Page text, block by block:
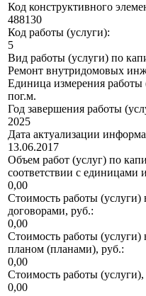
Код конструктивного
488130
Код работы (услуги):
5
Вид работы (услуги) по
Ремонт внутридомовых
Единица измерения работы
пог.м.
Год завершения работы
2025
Дата актуализации
13.06.2017
Объем работ (услуг) по
соответствии с единицами
0,00
Стоимость работы (услуги)
договорами, руб.:
0,00
Стоимость работы (услуги)
планом (планами), руб.:
0,00
Стоимость работы
0,00